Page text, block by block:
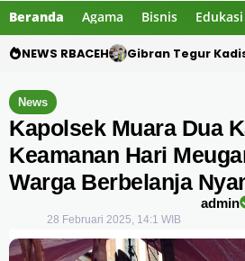
Beranda Agama Bisnis Edukasi
NEWS RBACEH PHE NSO
News
Kapolsek Muara Dua
Keamanan Hari
Warga Berbelanja
admin
28 Februari 2025, 14:1 WIB